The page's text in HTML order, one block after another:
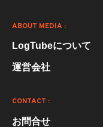
ABOUT MEDIA :
LogTubeについて
運営会社
CONTACT :
お問合せ